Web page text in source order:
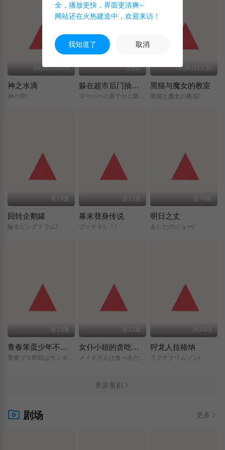
09|周日00:00
神之水滴
神の雫/
全6集
躲在超市后门抽烟的两人
スーパーの裏でヤニ吸うふたり/
08|周日23:30
黑猫与魔女的教室
黒猫と魔女の教室/
全24集
回转企鹅罐
輪るピングドラム/
全12集
幕末替身传说
ブッチギレ！/
全79集
明日之丈
あしたのジョー/
全13集
青春笨蛋少年不做圣诞服女郎的梦
全12集
女仆小姐的贪吃日常
メイドさんは食べるだけ/
共24话
狩龙人拉格纳
ラグナクリムゾン/
更多番剧
剧场 更多
全，播放更快，界面更清爽~
网站还在火热建造中，欢迎来访！
我知道了 取消